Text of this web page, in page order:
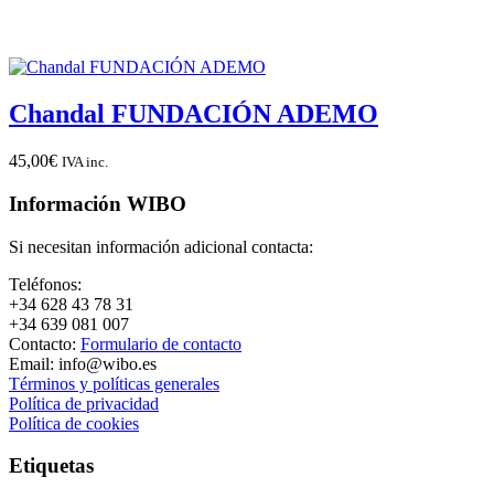
Chandal FUNDACIÓN ADEMO
45,00€ IVA inc.
Información WIBO
Si necesitan información adicional contacta:
Teléfonos:
+34 628 43 78 31
+34 639 081 007
Contacto: Formulario de contacto
Email: info@wibo.es
Términos y políticas generales
Política de privacidad
Política de cookies
Etiquetas